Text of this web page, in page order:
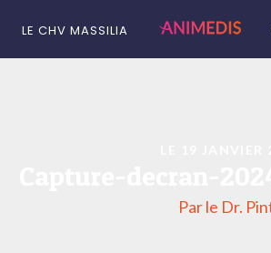
LE CHV MASSILIA
Par le Dr.